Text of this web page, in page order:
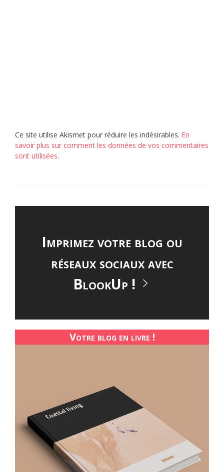
Ce site utilise Akismet pour réduire les indésirables. En
savoir plus sur comment les données de vos commentaires
sont utilisées.
Imprimez votre blog ou
réseaux sociaux avec
BlookUp !
Votre blog en livre !